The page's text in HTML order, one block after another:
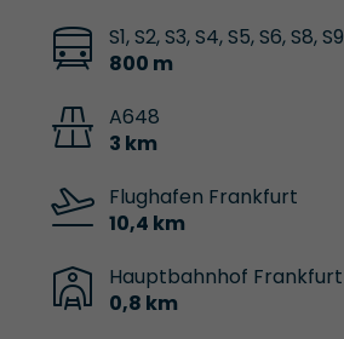
S1, S2, S3, S4, S5, S6, S8, S9
800 m
A648
3 km
Flughafen Frankfurt
10,4 km
Hauptbahnhof Frankfurt
0,8 km